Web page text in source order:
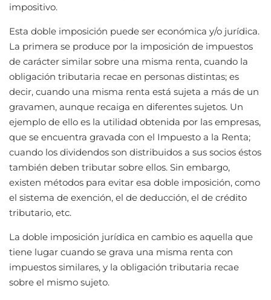
impositivo.
Esta doble imposición puede ser económica y/o jurídica.
La primera se produce por la imposición de impuestos
de carácter similar sobre una misma renta, cuando la
obligación tributaria recae en personas distintas; es
decir, cuando una misma renta está sujeta a más de un
gravamen, aunque recaiga en diferentes sujetos. Un
ejemplo de ello es la utilidad obtenida por las empresas,
que se encuentra gravada con el Impuesto a la Renta;
cuando los dividendos son distribuidos a sus socios éstos
también deben tributar sobre ellos. Sin embargo,
existen métodos para evitar esa doble imposición, como
el sistema de exención, el de deducción, el de crédito
tributario, etc.
La doble imposición jurídica en cambio es aquella que
tiene lugar cuando se grava una misma renta con
impuestos similares, y la obligación tributaria recae
sobre el mismo sujeto.